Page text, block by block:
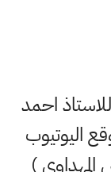
احمد
اليوتيوب
)